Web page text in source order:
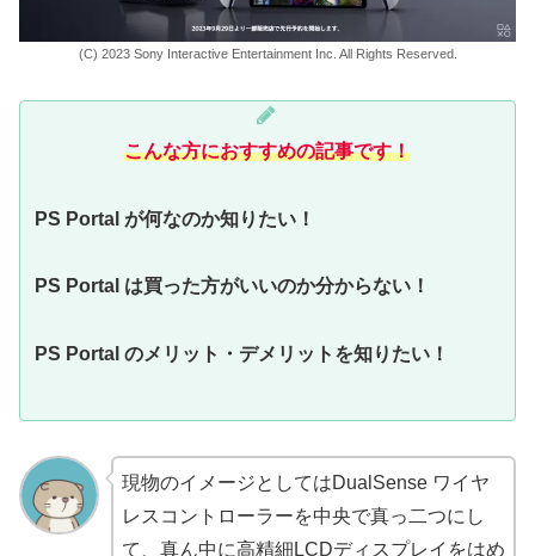
(C) 2023 Sony Interactive Entertainment Inc. All Rights Reserved.
こんな方におすすめの記事です！
PS Portal が何なのか知りたい！
PS Portal は買った方がいいのか分からない！
PS Portal のメリット・デメリットを知りたい！
現物のイメージとしてはDualSense ワイヤ
レスコントローラーを中央で真っ二つにし
て、真ん中に高精細LCDディスプレイをはめ